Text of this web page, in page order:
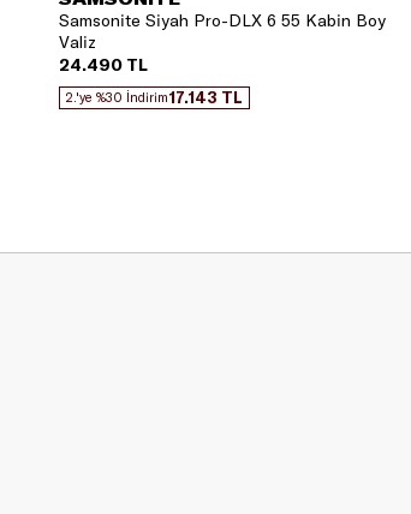
Samsonite Siyah Pro-DLX 6 55 Kabin Boy
Valiz
24.490 TL
2.'ye %30 İndirim17.143 TL